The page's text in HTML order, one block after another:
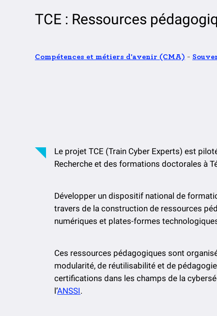
TCE : Ressources
Compétences et métiers d'avenir (CMA) -
Le projet TCE (Train Cyber Experts) est
Recherche et des formations doctorales à
Développer un dispositif national de
travers de la construction de ressources
numériques et plates-formes
Ces ressources pédagogiques sont
modularité, de réutilisabilité et de
certifications dans les champs de la
l’ANSSI.